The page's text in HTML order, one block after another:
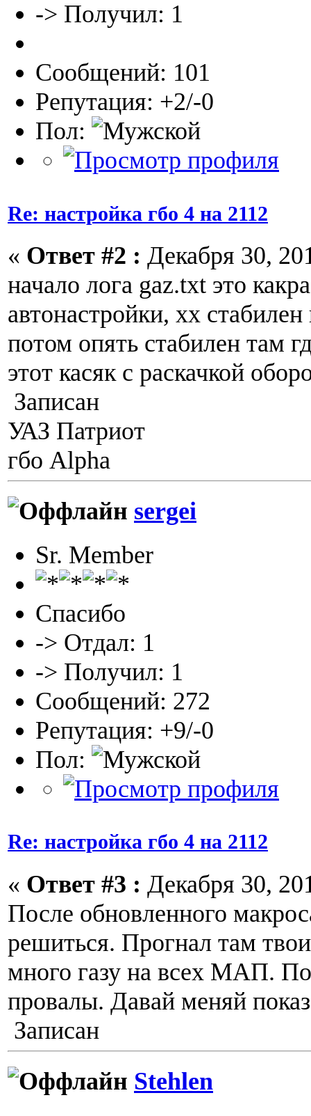
-> Получил: 1
Сообщений: 101
Репутация: +2/-0
Пол:
Re: настройка гбо 4 на 2112
« Ответ #2 : Декабря 30,
начало лога gaz.txt это
автонастройки, хх
потом опять стабилен там
этот касяк с раскачкой
Записан
УАЗ Патриот
гбо Alpha
sergei
Sr. Member
Спасибо
-> Отдал: 1
-> Получил: 1
Сообщений: 272
Репутация: +9/-0
Пол:
Re: настройка гбо 4 на 2112
« Ответ #3 : Декабря 30,
После обновленного
решиться. Прогнал там
много газу на всех МАП.
провалы. Давай меняй
Записан
Stehlen